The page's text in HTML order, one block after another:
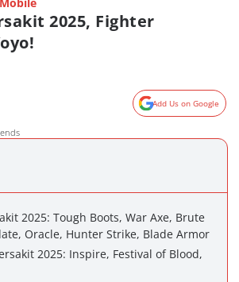
2025, Fighter
Add Us on Google
2025: Tough Boots, War Axe, Brute
Oracle, Hunter Strike, Blade Armor
2025: Inspire, Festival of Blood,